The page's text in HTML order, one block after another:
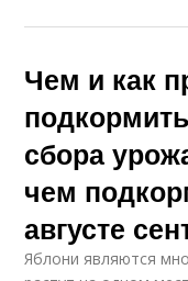
Чем и как
сбора
чем
августе
Яблони являются